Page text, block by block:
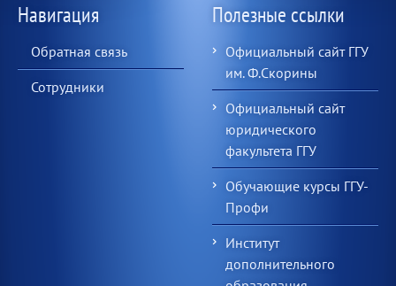
Навигация
Обратная связь
Сотрудники
Полезные ссылки
Официальный сайт ГГУ
им. Ф.Скорины
Официальный сайт
юридического
факультета ГГУ
Обучающие курсы ГГУ-
Профи
Институт
дополнительного